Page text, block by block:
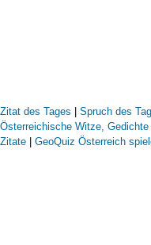
Zitat des Tages | Spruch des
Österreichische Witze,
Zitate | GeoQuiz Österreich